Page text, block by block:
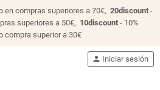
en compras superiores a 70€, 20discount-
superiores a 50€, 10discount- 10%
compra superior a 30€
person Iniciar sesión